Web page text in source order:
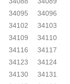
34095
34096
34102
34103
34109
34110
34116
34117
34123
34124
34130
34131